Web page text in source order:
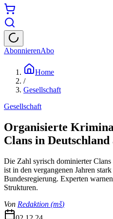
AbonnierenAbo
Home
/
Gesellschaft
Gesellschaft
Organisierte
Clans in
Die Zahl syrisch dominierter
ist in den vergangenen Jahren
Bundesregierung. Experten
Strukturen.
Von Redaktion (mš)